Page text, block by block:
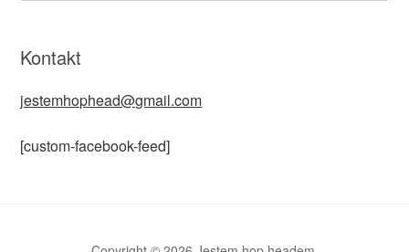
Kontakt
jestemhophead@gmail.com
[custom-facebook-feed]